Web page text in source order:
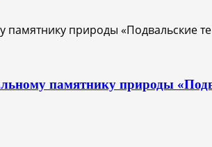
памятнику природы